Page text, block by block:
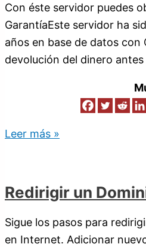
Con éste servidor puedes
GarantíaEste servidor ha
años en base de datos con
devolución del dinero
Leer más »
Redirigir un
Sigue los pasos para
en Internet. Adicionar